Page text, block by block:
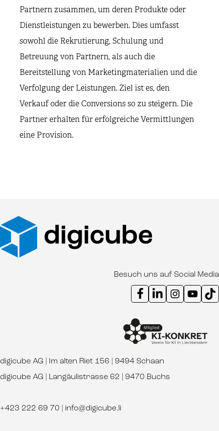
Partnern zusammen, um deren Produkte oder
Dienstleistungen zu bewerben. Dies umfasst
sowohl die Rekrutierung, Schulung und
Betreuung von Partnern, als auch die
Bereitstellung von Marketingmaterialien und die
Verfolgung der Leistungen. Ziel ist es, den
Verkauf oder die Conversions so zu steigern. Die
Partner erhalten für erfolgreiche Vermittlungen
eine Provision.
Besuch uns auf Social Media
Instagram Kanal digicube
Youtube Kanal
digicube AG | Im alten Riet 156 | 9494 Schaan
digicube AG | Langäulistrasse 62 | 9470 Buchs
+423 222 69 70 info@digicube.li